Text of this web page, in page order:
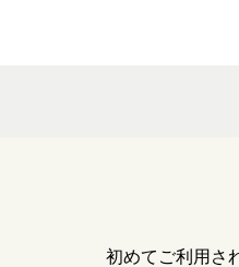
初めてご利用さ